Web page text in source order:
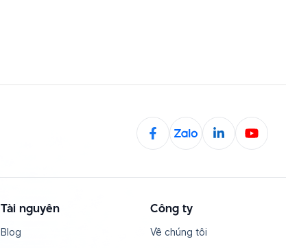
Tài nguyên
Blog
Công ty
Về chúng tôi